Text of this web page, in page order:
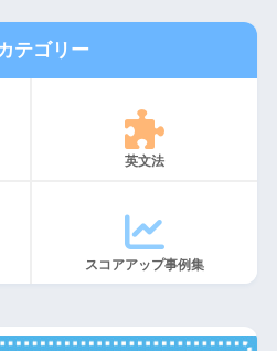
テゴリー
英文法
スコアアップ事例集